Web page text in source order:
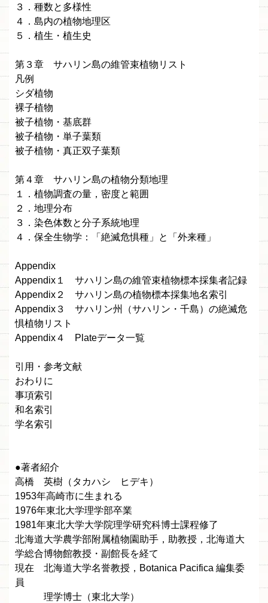
３．種数と多様性
４．島内の植物地理区
５．植生・植生史
第３章 サハリン島の維管束植物リスト
凡例
シダ植物
裸子植物
被子植物・基底群
被子植物・単子葉類
被子植物・真正双子葉類
第４章 サハリン島の植物分類地理
１．植物調査の量，密度と範囲
２．地理分布
３．染色体数と分子系統地理
４．保全生物学：「絶滅危惧種」と「外来種」
Appendix
Appendix１ サハリン島の維管束植物標本採集者記録
Appendix２ サハリン島の植物標本採集地名索引
Appendix３ サハリン州（サハリン・千島）の絶滅危
惧植物リスト
Appendix４ Plateデータ一覧
引用・参考文献
おわりに
事項索引
和名索引
学名索引
●著者紹介
高橋 英樹（タカハシ ヒデキ）
1953年高崎市に生まれる
1976年東北大学理学部卒業
1981年東北大学大学院理学研究科博士課程修了
北海道大学農学部附属植物園助手，助教授，北海道大
学総合博物館教授・副館長を経て
現在 北海道大学名誉教授，Botanica Pacifica 編集委
員
理学博士（東北大学）